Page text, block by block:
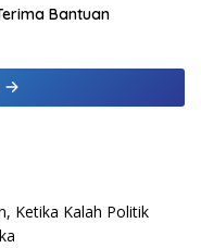
Bantuan